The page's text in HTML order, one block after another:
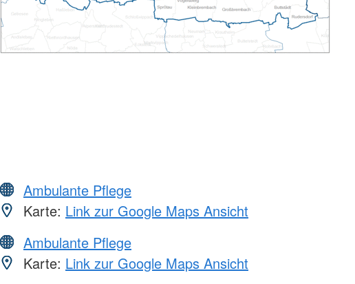
Ambulante Pflege
Karte: Link zur Google Maps Ansicht
Ambulante Pflege
Karte: Link zur Google Maps Ansicht